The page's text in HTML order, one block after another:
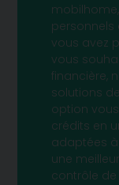
personnels
vous avez
vous
financière,
solutions de
option
crédits en
adaptées
une
contrôle